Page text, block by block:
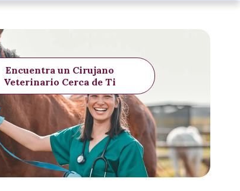
Encuentra un Cirujano
Veterinario Cerca de Ti